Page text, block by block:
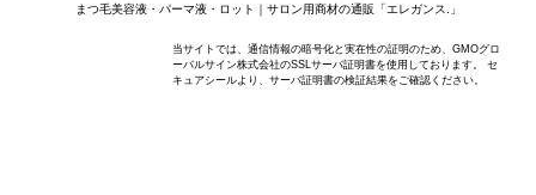
まつ毛美容液・パーマ液・ロット｜サロン用商材の通販「エレガンス.」
当サイトでは、通信情報の暗号化と実在性の証明のため、GMOグロ
ーバルサイン株式会社のSSLサーバ証明書を使用しております。 セ
キュアシールより、サーバ証明書の検証結果をご確認ください。